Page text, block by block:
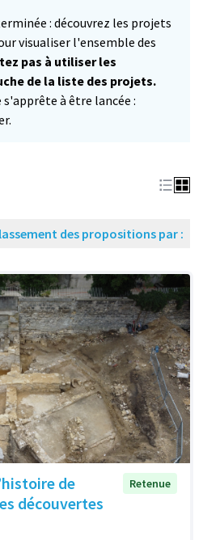
: découvrez les projets
visualiser l'ensemble des
pas à utiliser les
de la liste des projets.
à être lancée :
des propositions par :
de
découvertes
Retenue